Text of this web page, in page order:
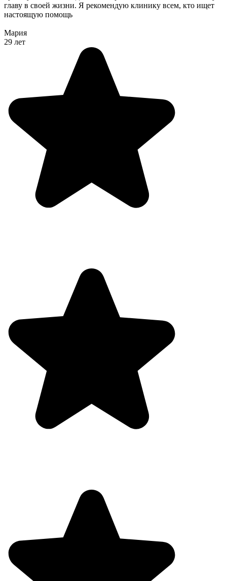
главу в своей жизни. Я рекомендую клинику всем, кто ищет
настоящую помощь
Мария
29 лет